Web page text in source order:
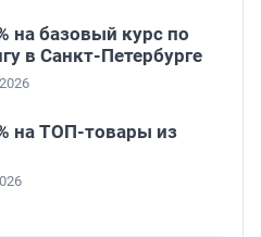
на базовый курс по
в Санкт-Петербурге
на ТОП-товары из